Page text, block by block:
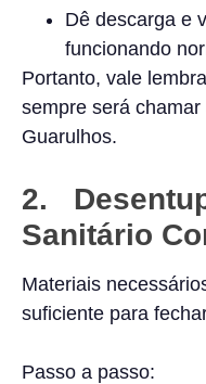
Dê descarga e
funcionando
Portanto, vale
sempre será
Guarulhos.
2.
Sanitário
Materiais
suficiente para
Passo a passo: